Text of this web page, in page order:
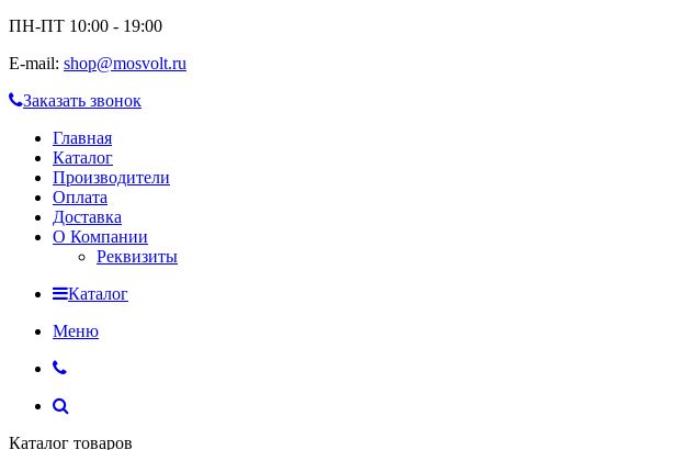
ПН-ПТ 10:00 - 19:00
E-mail: shop@mosvolt.ru
Заказать звонок
Главная
Каталог
Производители
Оплата
Доставка
О Компании
Реквизиты
Каталог
Меню
Каталог товаров